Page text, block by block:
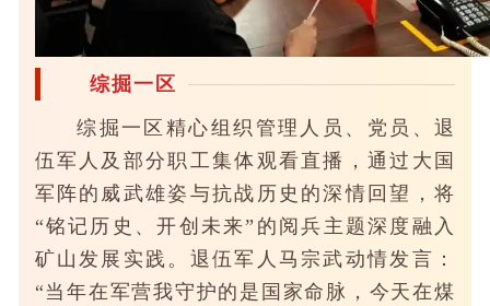
综掘一区
综掘一区精心组织管理人员、党员、退
伍军人及部分职工集体观看直播，通过大国
军阵的威武雄姿与抗战历史的深情回望，将
“铭记历史、开创未来”的阅兵主题深度融入
矿山发展实践。退伍军人马宗武动情发言：
“当年在军营我守护的是国家命脉，今天在煤